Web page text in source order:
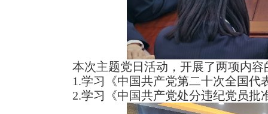
本次主题党日活动，开展了两项内容
1.学习《中国共产党第二十次全国代
2.学习《中国共产党处分违纪党员批